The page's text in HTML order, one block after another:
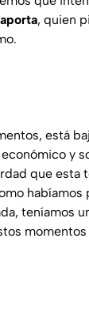
, quien
está
y
que esta
habíamos
teníamos